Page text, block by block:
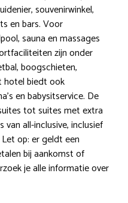
souvenirwinkel,
en bars. Voor
sauna en massages
zijn onder
boogschieten,
hotel biedt ook
en babysitservice. De
tot suites met extra
van all-inclusive, inclusief
op: er geldt een
bij aankomst of
je alle informatie over